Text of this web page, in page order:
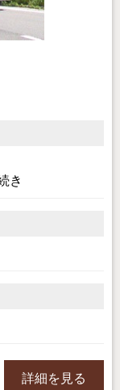
き
詳細を見る